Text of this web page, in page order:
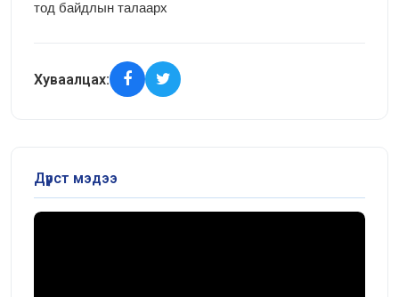
тод байдлын талаарх
Хуваалцах:
Дүрст мэдээ